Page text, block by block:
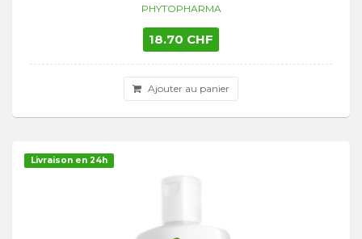
PHYTOPHARMA
18.70 CHF
Ajouter au panier
Livraison en 24h